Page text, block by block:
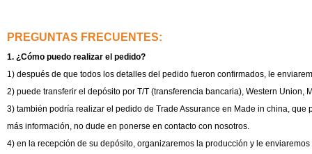
PREGUNTAS FRECUENTES:
1. ¿Cómo puedo realizar el pedido?
1) después de que todos los detalles del pedido fueron confirmados, le
2) puede transferir el depósito por T/T (transferencia bancaria), Western Union,
3) también podría realizar el pedido de Trade Assurance en Made in china,
más información, no dude en ponerse en contacto con nosotros.
4) en la recepción de su depósito, organizaremos la producción y le